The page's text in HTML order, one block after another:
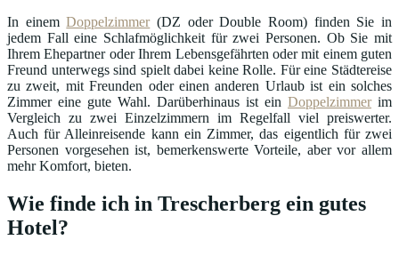
In einemDoppelzimmer(DZ oder Double Room) finden Sie in
jedem Fall eine Schlafmöglichkeit für zwei Personen. Ob Sie mit
Ihrem Ehepartner oder Ihrem Lebensgefährten oder mit einem guten
Freund unterwegs sind spielt dabei keine Rolle. Für eine Städtereise
zu zweit, mit Freunden oder einen anderen Urlaub ist ein solches
Zimmer eine gute Wahl. Darüberhinaus ist ein Doppelzimmerim
Vergleich zu zwei Einzelzimmern im Regelfall viel preiswerter.
Auch für Alleinreisende kann ein Zimmer, das eigentlich für zwei
Personen vorgesehen ist, bemerkenswerte Vorteile, aber vor allem
mehr Komfort, bieten.
Wie finde ich in Trescherberg ein gutes
Hotel?